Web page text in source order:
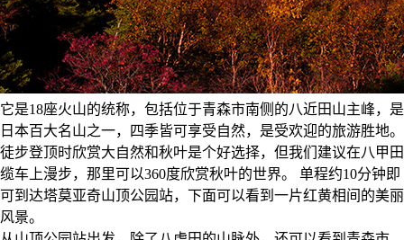
它是18座火山的统称，包括位于青森市南侧的八近田山主峰，是
日本百大名山之一，四季皆可享受自然，是受欢迎的旅游胜地。
徒步登顶时欣赏大自然和秋叶是个好选择，但我们建议在八甲田
缆车上漫步，那里可以360度欣赏秋叶的世界。 单程约10分钟即
可到达塔莫亚奇山顶公园站，下面可以看到一片红黄相间的美丽
风景。